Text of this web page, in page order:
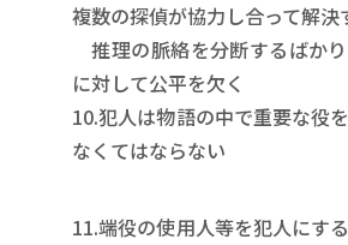
複数の探偵が協力し合って解決
推理の脈絡を分断するばか
に対して公平を欠く
10.犯人は物語の中で重要な役
なくてはならない
11.端役の使用人等を犯人にす